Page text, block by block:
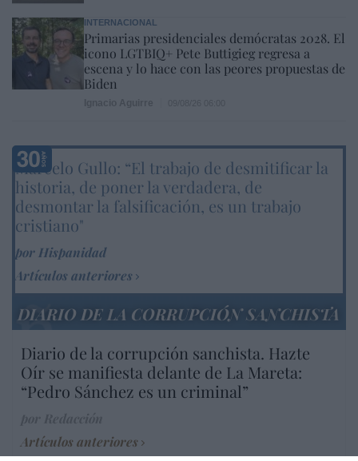
INTERNACIONAL
Primarias presidenciales demócratas 2028. El
icono LGTBIQ+ Pete Buttigieg regresa a
escena y lo hace con las peores propuestas de
Biden
Marcelo Gullo: “El trabajo de desmitificar la
historia, de poner la verdadera, de
desmontar la falsificación, es un trabajo
cristiano"
por Hispanidad
Artículos anteriores
DIARIO DE LA CORRUPCIÓN SANCHISTA
Diario de la corrupción sanchista. Hazte
Oír se manifiesta delante de La Mareta:
“Pedro Sánchez es un criminal”
Artículos anteriores